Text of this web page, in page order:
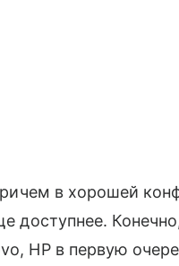
в хорошей
доступнее.
HP в первую